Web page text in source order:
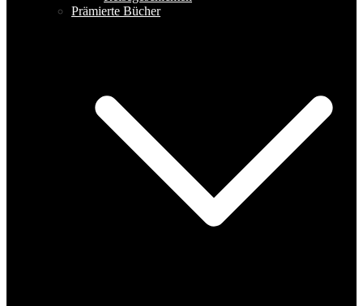
Prämierte Bücher